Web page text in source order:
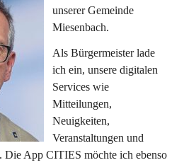
unserer Gemeinde
Miesenbach.
Als Bürgermeister lade
ich ein, unsere digitalen
Services wie
Mitteilungen,
Neuigkeiten,
Veranstaltungen und
Die App CITIES möchte ich ebenso